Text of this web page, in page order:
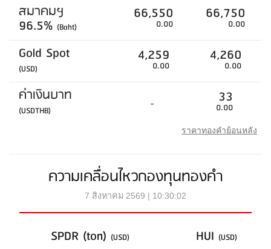
สมาคมฯ
96.5% (Baht)
66,550
0.00
66,750
0.00
Gold Spot
(USD)
4,259
0.00
4,260
0.00
ค่าเงินบาท
(USDTHB) - 33
0.00
ราคาทองคำย้อนหลัง
ความเคลื่อนไหวกองทุนทองคำ
7 สิงหาคม 2569 | 10:30:02
SPDR (ton) (USD) HUI (USD)